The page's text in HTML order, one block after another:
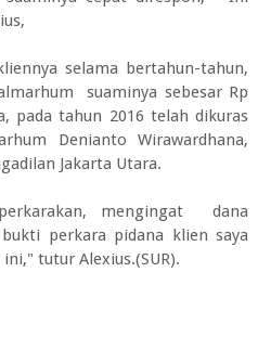
selama bertahun-tahun,
suaminya sebesar Rp
pada tahun 2016 telah dikuras
Denianto Wirawardhana,
Jakarta Utara.
mengingat dana
perkara pidana klien saya
tutur Alexius.(SUR).